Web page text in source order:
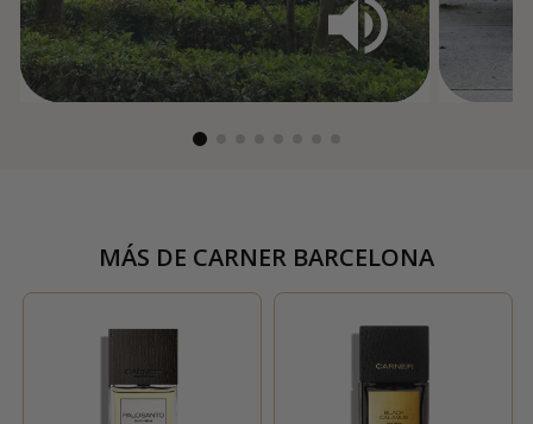
MÁS DE CARNER BARCELONA